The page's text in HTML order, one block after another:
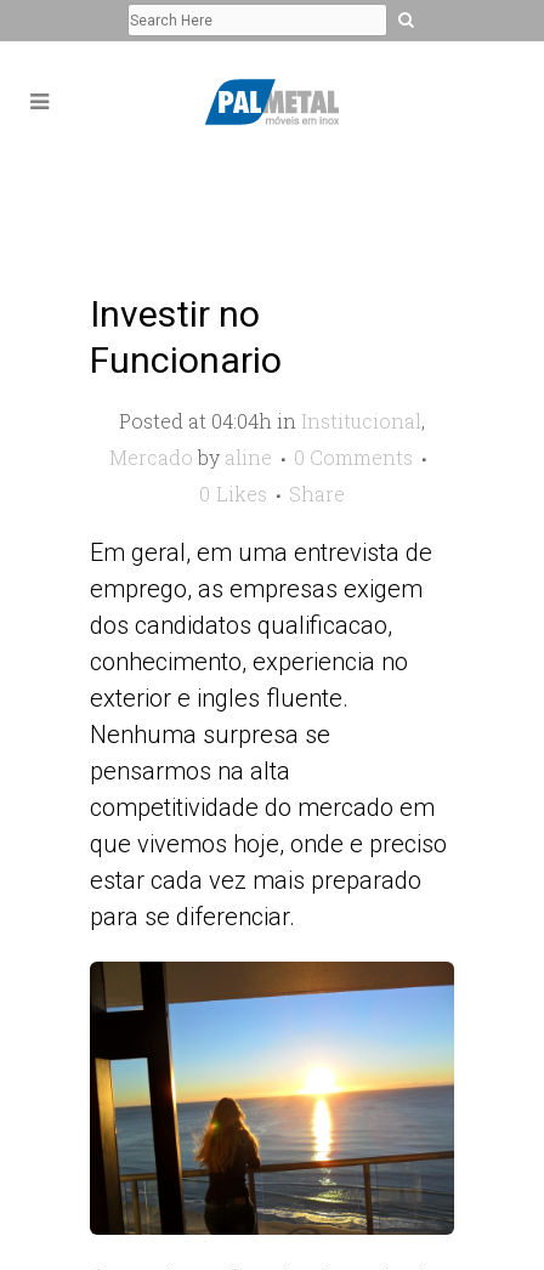
Investir no
Funcionario
Posted at 04:04h in Institucional,
Mercado by aline
0 Comments
0 Likes Share
Em geral, em uma entrevista de
emprego, as empresas exigem
dos candidatos qualificacao,
conhecimento, experiencia no
exterior e ingles fluente.
Nenhuma surpresa se
pensarmos na alta
competitividade do mercado em
que vivemos hoje, onde e preciso
estar cada vez mais preparado
para se diferenciar.